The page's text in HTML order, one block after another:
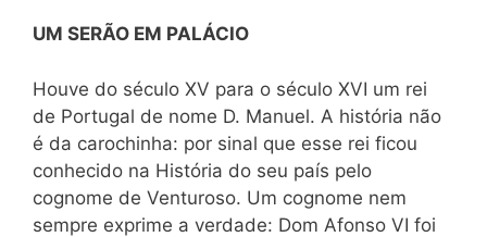
UM SERÃO EM PALÁCIO
Houve do século XV para o século XVI um rei
de Portugal de nome D. Manuel. A história não
é da carochinha: por sinal que esse rei ficou
conhecido na História do seu país pelo
cognome de Venturoso. Um cognome nem
sempre exprime a verdade: Dom Afonso VI foi